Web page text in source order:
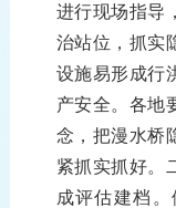
进行现场指导
治站位，抓实
设施易形成行
产安全。 各地
念， 把漫水桥
紧抓实抓好。
成评估建档。